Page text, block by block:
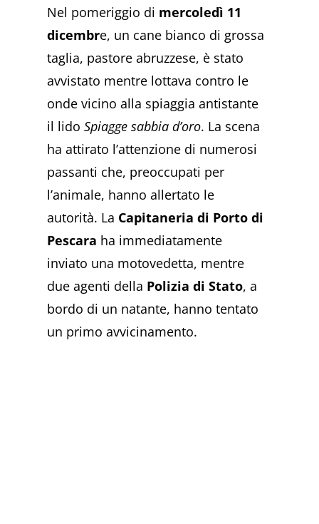
Nel pomeriggio di mercoledì 11
dicembre, un cane bianco di grossa
taglia, pastore abruzzese, è stato
avvistato mentre lottava contro le
onde vicino alla spiaggia antistante
il lidoSpiagge sabbia d’oro. La scena
ha attirato l’attenzione di numerosi
passanti che, preoccupati per
l’animale, hanno allertato le
autorità. La Capitaneria di Porto di
Pescara ha immediatamente
inviato una motovedetta, mentre
due agenti della Polizia di Stato, a
bordo di un natante, hanno tentato
un primo avvicinamento.